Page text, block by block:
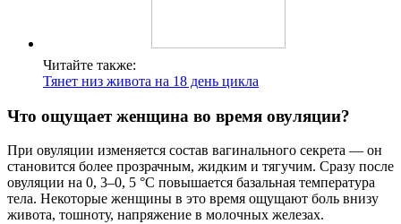
Читайте также:
Тянет низ живота на 18 день цикла
Что ощущает женщина во время овуляции?
При овуляции изменяется состав вагинального секрета — он
становится более прозрачным, жидким и тягучим. Сразу после
овуляции на 0, 3–0, 5 °C повышается базальная температура
тела. Некоторые женщины в это время ощущают боль внизу
живота, тошноту, напряжение в молочных железах.